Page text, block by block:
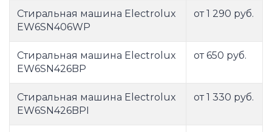
Стиральная машина Electrolux
EW6SN406WP
от 1 290 руб.
Стиральная машина Electrolux
EW6SN426BP
от 650 руб.
Стиральная машина Electrolux
EW6SN426BPI
от 1 330 руб.